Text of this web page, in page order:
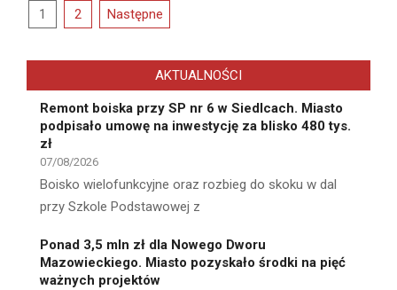
Stronicowanie
1 2 Następne
AKTUALNOŚCI
Remont boiska przy SP nr 6 w Siedlcach. Miasto
podpisało umowę na inwestycję za blisko 480 tys.
zł
07/08/2026
Boisko wielofunkcyjne oraz rozbieg do skoku w dal
przy Szkole Podstawowej z
Ponad 3,5 mln zł dla Nowego Dworu
Mazowieckiego. Miasto pozyskało środki na pięć
ważnych projektów